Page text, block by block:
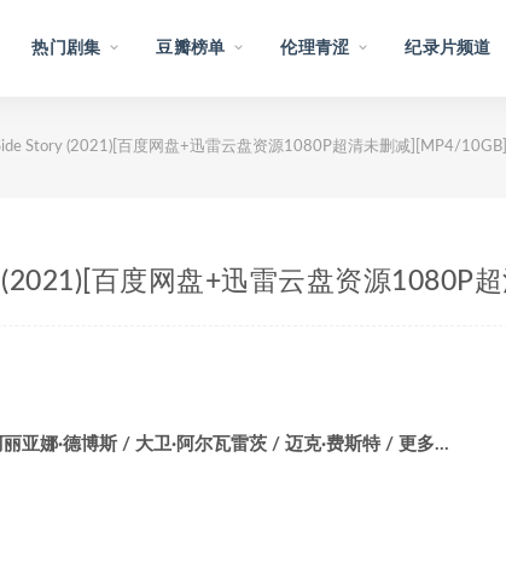
热门剧集 豆瓣榜单 伦理青涩 纪录片频道
Story (2021)[百度网盘+迅雷云盘资源1080P超清未删减][MP4/
百度网盘+迅雷云盘资源1080P
亚娜·德博斯 / 大卫·阿尔瓦雷茨 / 迈克·费斯特 / 更多…